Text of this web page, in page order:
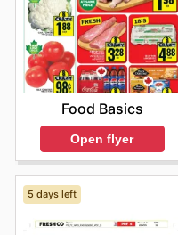
Food Basics
Open flyer
5 days left